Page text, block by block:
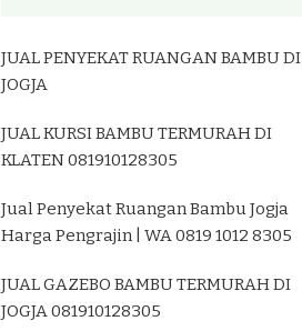
JUAL PENYEKAT RUANGAN BAMBU DI
JOGJA
JUAL KURSI BAMBU TERMURAH DI
KLATEN 081910128305
Jual Penyekat Ruangan Bambu Jogja
Harga Pengrajin | WA 0819 1012 8305
JUAL GAZEBO BAMBU TERMURAH DI
JOGJA 081910128305